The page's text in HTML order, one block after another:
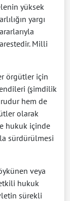
yüksek
yargı
Milli
örgütler için
(şimdilik
hem de
olarak
hukuk içinde
sürdürülmesi
veya
hukuk
sürekli